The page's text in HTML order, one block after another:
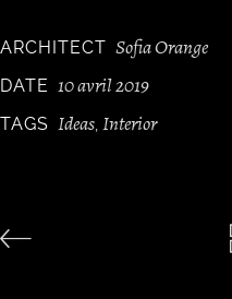
ARCHITECT Sofia Orange
DATE 10 avril 2019
TAGS Ideas, Interior